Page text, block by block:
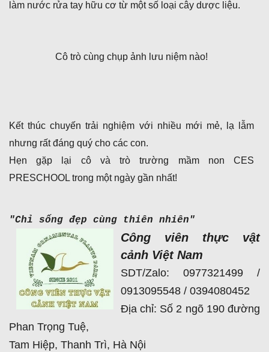
làm nước rửa tay hữu cơ từ một số loại cây dược liệu.
Cô trò cùng chụp ảnh lưu niệm nào!
Kết thúc chuyến trải nghiệm với nhiều mới mẻ, lạ lẫm
nhưng rất đáng quý cho các con.
Hẹn gặp lại cô và trò trường mầm non CES
PRESCHOOL trong một ngày gần nhất!
"Chỉ sống đẹp cùng thiên nhiên"
Công viên thực vật
cảnh Việt Nam
SDT/Zalo: 0977321499 /
0913095548 / 0394080452
Địa chỉ: Số 2 ngõ 190 đường
Phan Trọng Tuệ,
Tam Hiệp, Thanh Trì, Hà Nội